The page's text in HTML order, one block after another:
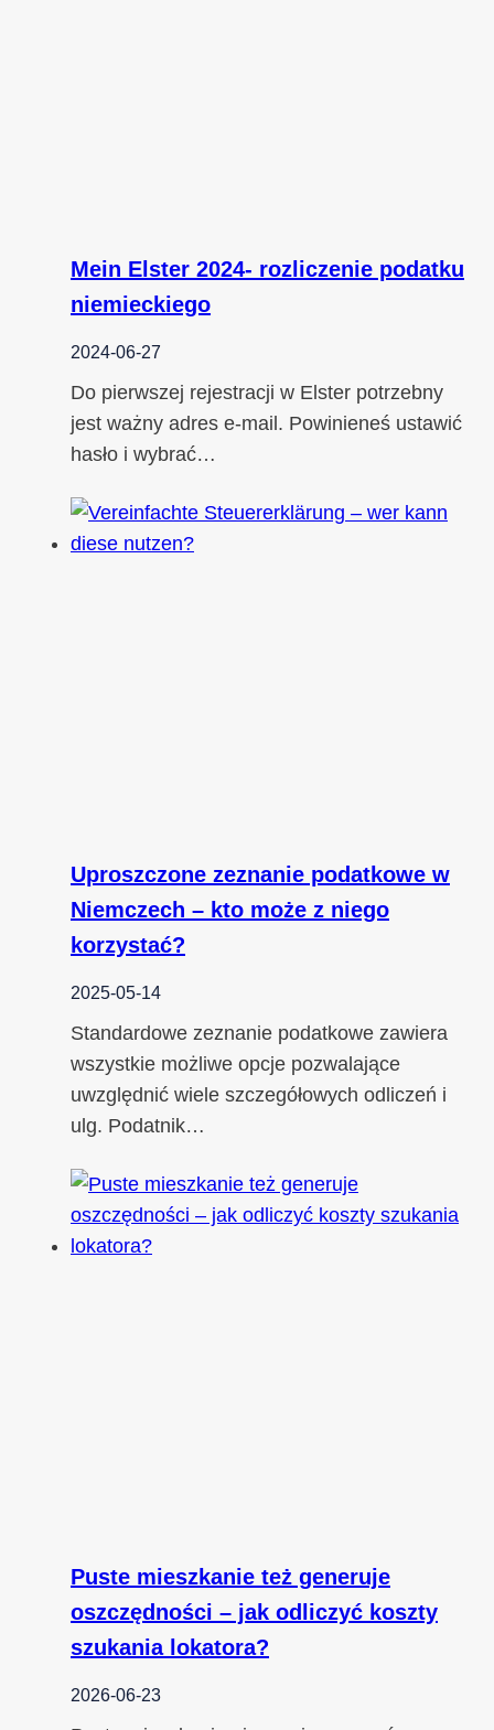
Mein Elster 2024- rozliczenie podatku
niemieckiego
2024-06-27
Do pierwszej rejestracji w Elster potrzebny
jest ważny adres e-mail. Powinieneś ustawić
hasło i wybrać…
Uproszczone zeznanie podatkowe w
Niemczech – kto może z niego
korzystać?
2025-05-14
Standardowe zeznanie podatkowe zawiera
wszystkie możliwe opcje pozwalające
uwzględnić wiele szczegółowych odliczeń i
ulg. Podatnik…
Puste mieszkanie też generuje
oszczędności – jak odliczyć koszty
szukania lokatora?
2026-06-23